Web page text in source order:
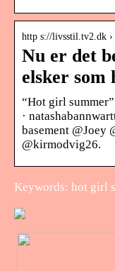
http s://livsstil.tv2.dk
Nu er det
elsker
“Hot girl
·
basement @Joey
@kirmodvig26.
Keywords: hot girl